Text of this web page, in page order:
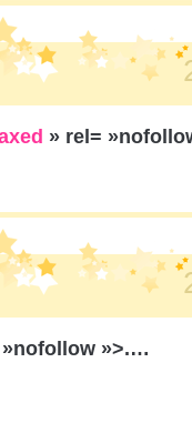
» rel=
»nofollow »>.…